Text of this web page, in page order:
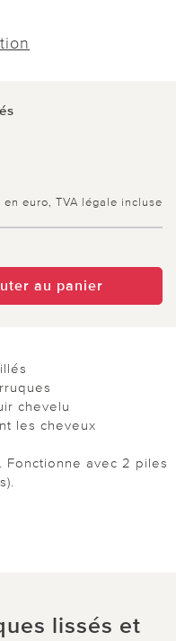
en euro, TVA légale incluse
au panier
chevelu
les cheveux
Fonctionne avec 2 piles
lissés et